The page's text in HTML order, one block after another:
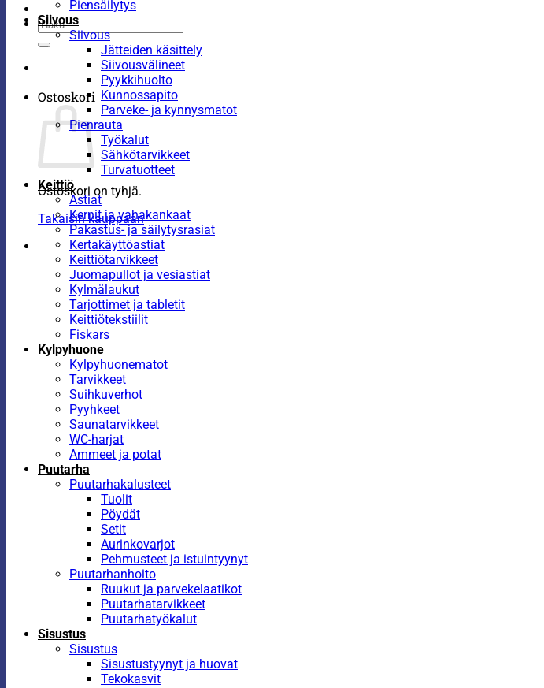
Etsi:
Ostoskori
Ostoskori on tyhjä.
Takaisin kauppaan
Piensäilytys
Siivous
Siivous
Jätteiden käsittely
Siivousvälineet
Pyykkihuolto
Kunnossapito
Parveke- ja kynnysmatot
Pienrauta
Työkalut
Sähkötarvikkeet
Turvatuotteet
Keittiö
Astiat
Kernit ja vahakankaat
Pakastus- ja säilytysrasiat
Kertakäyttöastiat
Keittiötarvikkeet
Juomapullot ja vesiastiat
Kylmälaukut
Tarjottimet ja tabletit
Keittiötekstiilit
Fiskars
Kylpyhuone
Kylpyhuonematot
Tarvikkeet
Suihkuverhot
Pyyhkeet
Saunatarvikkeet
WC-harjat
Ammeet ja potat
Puutarha
Puutarhakalusteet
Tuolit
Pöydät
Setit
Aurinkovarjot
Pehmusteet ja istuintyynyt
Puutarhanhoito
Ruukut ja parvekelaatikot
Puutarhatarvikkeet
Puutarhatyökalut
Sisustus
Sisustus
Sisustustyynyt ja huovat
Tekokasvit